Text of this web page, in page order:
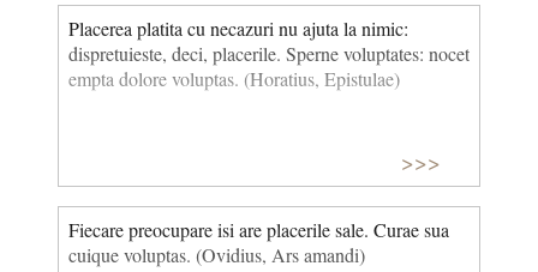
Placerea platita cu necazuri nu ajuta la nimic:
dispretuieste, deci, placerile. Sperne voluptates: nocet
empta dolore voluptas. (Horatius, Epistulae)
>>>
Fiecare preocupare isi are placerile sale. Curae sua
cuique voluptas. (Ovidius, Ars amandi)